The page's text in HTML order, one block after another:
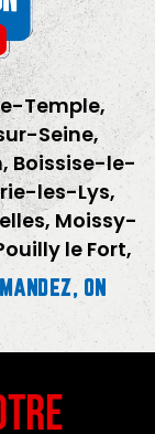
Temple,
Seine,
Boissise-le-
les-Lys,
Moissy-
le Fort,
ON